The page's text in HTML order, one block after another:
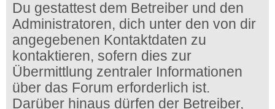
Du gestattest dem Betreiber und den
Administratoren, dich unter den von dir
angegebenen Kontaktdaten zu
kontaktieren, sofern dies zur
Übermittlung zentraler Informationen
über das Forum erforderlich ist.
Darüber hinaus dürfen der Betreiber,